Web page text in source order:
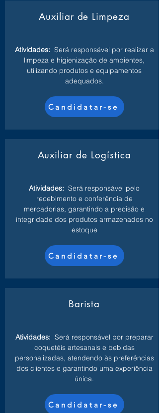
Auxiliar de Limpeza
Atividades: Será responsável por realizar a
limpeza e higienização de ambientes,
utilizando produtos e equipamentos
adequados.
Candidatar-se
Auxiliar de Logística
Atividades: Será responsável pelo
recebimento e conferência de
mercadorias, garantindo a precisão e
integridade dos produtos armazenados no
estoque
Candidatar-se
Barista
Atividades: Será responsável por preparar
coquetéis artesanais e bebidas
personalizadas, atendendo às preferências
dos clientes e garantindo uma experiência
única.
Candidatar-se